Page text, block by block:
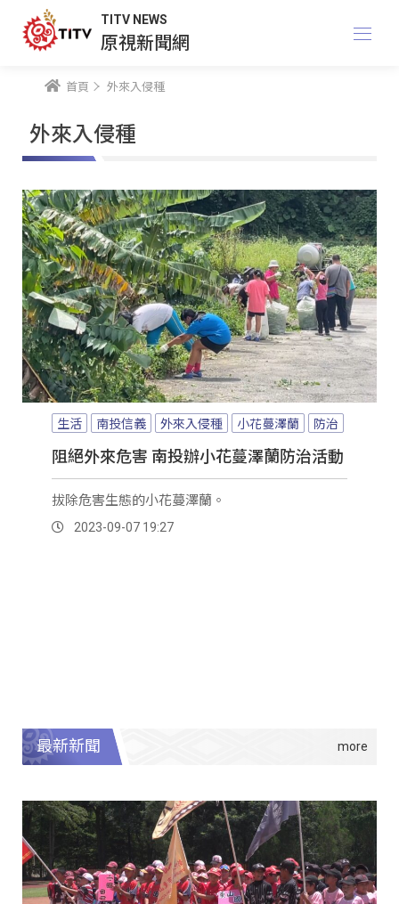
TITV NEWS
原視新聞網
首頁 外來入侵種
外來入侵種
生活 南投信義 外來入侵種 小花蔓澤蘭 防治
阻絕外來危害 南投辦小花蔓澤蘭防治活動
拔除危害生態的小花蔓澤蘭。
2023-09-07 19:27
最新新聞